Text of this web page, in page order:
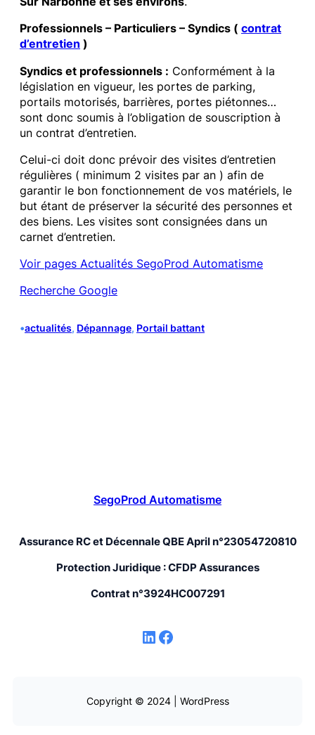
Professionnels – Particuliers – Syndics ( contrat
d’entretien )
Syndics et professionnels : Conformément à la
législation en vigueur, les portes de parking,
portails motorisés, barrières, portes piétonnes…
sont donc soumis à l’obligation de souscription à
un contrat d’entretien.
Celui-ci doit donc prévoir des visites d’entretien
régulières ( minimum 2 visites par an ) afin de
garantir le bon fonctionnement de vos matériels, le
but étant de préserver la sécurité des personnes et
des biens. Les visites sont consignées dans un
carnet d’entretien.
Voir pages Actualités SegoProd Automatisme
Recherche Google
•actualités, Dépannage, Portail battant
SegoProd Automatisme
Assurance RC et Décennale QBE April n°23054720810
Protection Juridique : CFDP Assurances
Contrat n°3924HC007291
LinkedIn Facebook
Copyright © 2024 | WordPress